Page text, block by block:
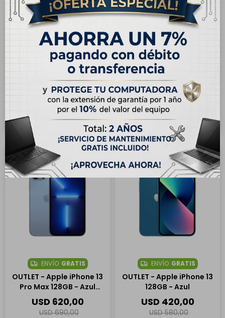
GRATIS
OUTLET - Apple iPhone 13
Pro 512GB - Oro
685,00
USD 840,00
Hasta en 12 cuotas de
USD 57.09
GRATIS
OUTLET - Apple iPhone 13
Pro 128GB - Grafito
USD565,00
USD 699,00
Hasta en 12 cuotas de
USD 47.09
ENVÍO GRATIS
OUTLET - Apple iPhone 13
Pro Max 128GB - Azul
Sierra
USD 620,00
USD 690,00
27
ENVÍO GRATIS
OUTLET - Apple iPhone 13
128GB - Azul
USD 420,00
USD 580,00